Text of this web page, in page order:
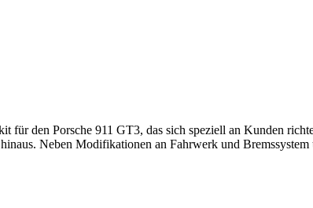
für den Porsche 911 GT3, das sich speziell an Kunden
Neben Modifikationen an Fahrwerk und